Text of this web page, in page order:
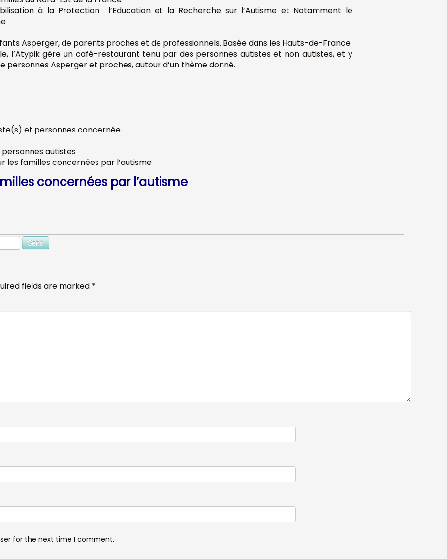
à la Protection l’Education et la Recherche sur l’Autisme et Notamment le
Asperger, de parents proches et de professionnels. Basée dans les Hauts-de-France.
l’Atypik gère un café-restaurant tenu par des personnes autistes et non autistes, et y
Asperger et proches, autour d’un thème donné.
et personnes concernée
autistes
les familles concernées par l’autisme
concernées par l’autisme
fields are marked *
for the next time I comment.